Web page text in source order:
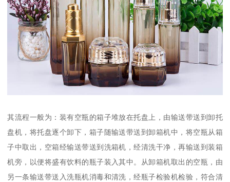
其流程一般为：装有空瓶的箱子堆放在托盘上，由输送带送到卸托
盘机，将托盘逐个卸下，箱子随输送带送到卸箱机中，将空瓶从箱
子中取出，空箱经输送带送到洗箱机，经清洗干净，再输送到装箱
机旁，以便将盛有饮料的瓶子装入其中。从卸箱机取出的空瓶，由
另一条输送带送入洗瓶机消毒和清洗，经瓶子检验机检验，符合清